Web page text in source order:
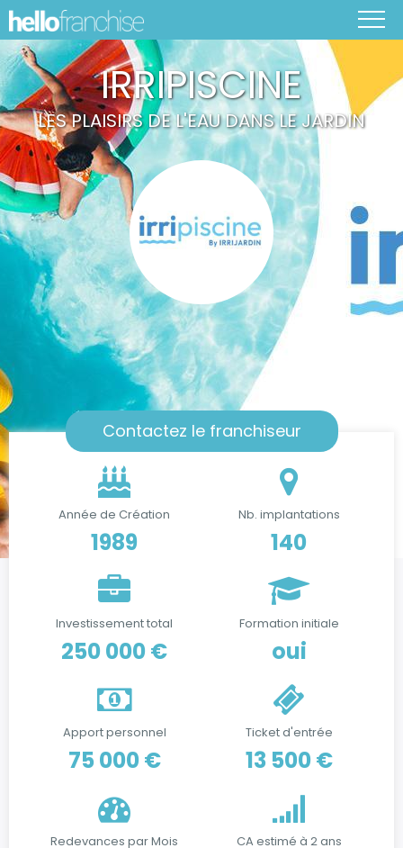
IRRIPISCINE
LES PLAISIRS DE L'EAU DANS LE JARDIN
Contactez le franchiseur
Année de Création
1989
Nb. implantations
140
Investissement total
250 000 €
Formation initiale
oui
Apport personnel
75 000 €
Ticket d'entrée
13 500 €
Redevances par Mois CA estimé à 2 ans